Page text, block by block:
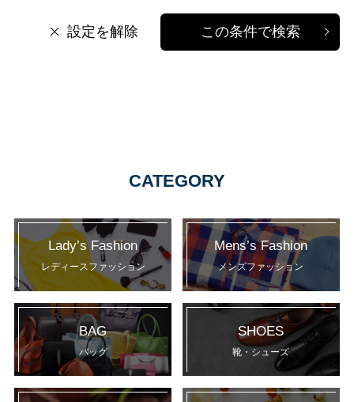
設定を解除 この条件で検索
CATEGORY
Lady’s Fashion
レディースファッション
Mens’s Fashion
メンズファッション
BAG
バッグ
SHOES
靴・シューズ